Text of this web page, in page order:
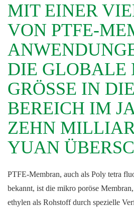
MIT EINER
VON PTFE-
DIE GLOBALE
GRÖSSE IN
EREICH IM
EHN
UAN
PTFE-Membran, auch als Poly tetra
bekannt, ist die mikro poröse
ethylen als Rohstoff durch spezielle